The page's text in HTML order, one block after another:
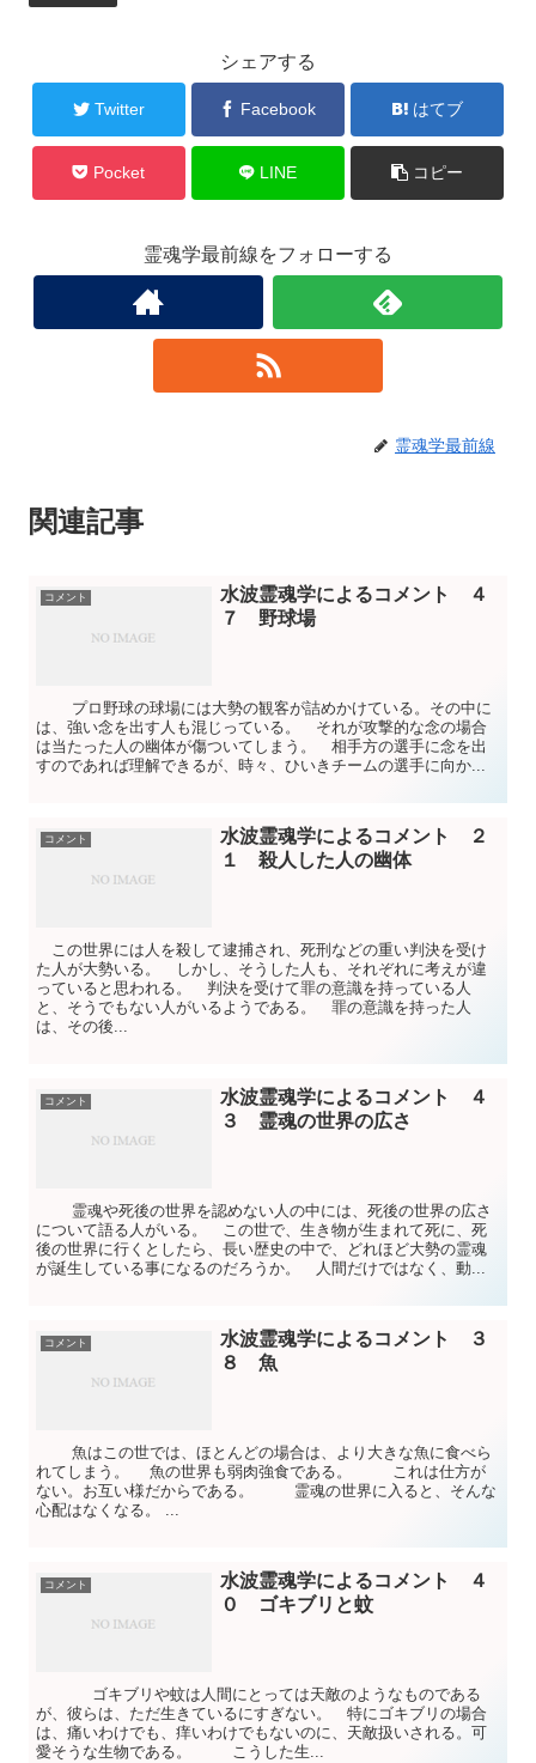
シェアする
Twitter Facebook はてブ
Pocket LINE コピー
霊魂学最前線をフォローする
霊魂学最前線
関連記事
コメント
水波霊魂学によるコメント ４
７ 野球場
プロ野球の球場には大勢の観客が詰めかけている。その中に
は、強い念を出す人も混じっている。 それが攻撃的な念の場合
は当たった人の幽体が傷ついてしまう。 相手方の選手に念を出
すのであれば理解できるが、時々、ひいきチームの選手に向か...
コメント
水波霊魂学によるコメント ２
１ 殺人した人の幽体
この世界には人を殺して逮捕され、死刑などの重い判決を受け
た人が大勢いる。 しかし、そうした人も、それぞれに考えが違
っていると思われる。 判決を受けて罪の意識を持っている人
と、そうでもない人がいるようである。 罪の意識を持った人
は、その後...
コメント
水波霊魂学によるコメント ４
３ 霊魂の世界の広さ
霊魂や死後の世界を認めない人の中には、死後の世界の広さ
について語る人がいる。 この世で、生き物が生まれて死に、死
後の世界に行くとしたら、長い歴史の中で、どれほど大勢の霊魂
が誕生している事になるのだろうか。 人間だけではなく、動...
コメント
水波霊魂学によるコメント ３
８ 魚
魚はこの世では、ほとんどの場合は、より大きな魚に食べら
れてしまう。 魚の世界も弱肉強食である。 これは仕方が
ない。お互い様だからである。 霊魂の世界に入ると、そんな
心配はなくなる。 ...
コメント
水波霊魂学によるコメント ４
０ ゴキブリと蚊
ゴキブリや蚊は人間にとっては天敵のようなものである
が、彼らは、ただ生きているにすぎない。 特にゴキブリの場合
は、痛いわけでも、痒いわけでもないのに、天敵扱いされる。可
愛そうな生物である。 こうした生...